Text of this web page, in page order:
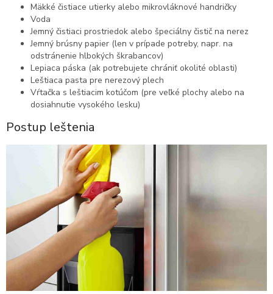
Mäkké čistiace utierky alebo mikrovláknové handričky
Voda
Jemný čistiaci prostriedok alebo špeciálny čistič na nerez
Jemný brúsny papier (len v prípade potreby, napr. na
odstránenie hlbokých škrabancov)
Lepiaca páska (ak potrebujete chrániť okolité oblasti)
Leštiaca pasta pre nerezový plech
Vŕtačka s leštiacim kotúčom (pre veľké plochy alebo na
dosiahnutie vysokého lesku)
Postup leštenia